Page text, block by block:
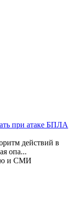
при атаке БПЛА
действий в
опа...
и СМИ